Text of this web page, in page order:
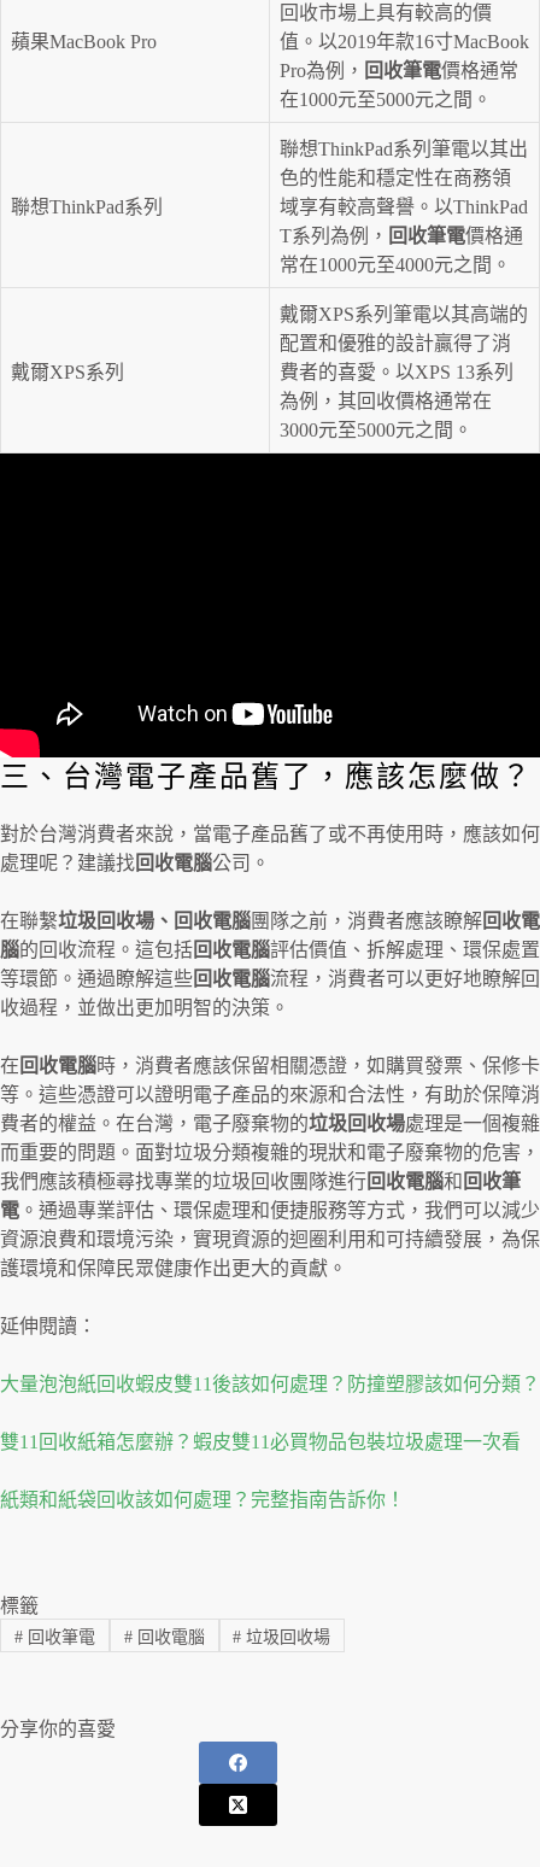
蘋果MacBook Pro
回收市場上具有較高的價
值。以2019年款16寸MacBook
Pro為例， 回收筆電價格通常
在1000元至5000元之間。
聯想ThinkPad系列
聯想ThinkPad系列筆電以其出
色的性能和穩定性在商務領
域享有較高聲譽。以ThinkPad
T系列為例， 回收筆電價格通
常在1000元至4000元之間。
戴爾XPS系列
戴爾XPS系列筆電以其高端的
配置和優雅的設計贏得了消
費者的喜愛。以XPS 13系列
為例，其回收價格通常在
3000元至5000元之間。
三、台灣電子產品舊了，應該怎麼做？
對於台灣消費者來說，當電子產品舊了或不再使用時，應該如何
處理呢？建議找回收電腦公司。
在聯繫垃圾回收場、回收電腦團隊之前，消費者應該瞭解回收電
腦的回收流程。這包括回收電腦評估價值、拆解處理、環保處置
等環節。通過瞭解這些回收電腦流程，消費者可以更好地瞭解回
收過程，並做出更加明智的決策。
在 回收電腦時，消費者應該保留相關憑證，如購買發票、保修卡
等。這些憑證可以證明電子產品的來源和合法性，有助於保障消
費者的權益。在台灣，電子廢棄物的垃圾回收場處理是一個複雜
而重要的問題。面對垃圾分類複雜的現狀和電子廢棄物的危害，
我們應該積極尋找專業的垃圾回收團隊進行回收電腦和 回收筆
電 。通過專業評估、環保處理和便捷服務等方式，我們可以減少
資源浪費和環境污染，實現資源的迴圈利用和可持續發展，為保
護環境和保障民眾健康作出更大的貢獻。
延伸閱讀：
大量泡泡紙回收蝦皮雙11後該如何處理？防撞塑膠該如何分類？
雙11回收紙箱怎麼辦？蝦皮雙11必買物品包裝垃圾處理一次看
紙類和紙袋回收該如何處理？完整指南告訴你！
標籤
#回收筆電 #回收電腦 # 垃圾回收場
分享你的喜愛